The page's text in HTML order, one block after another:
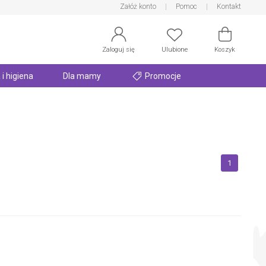
Załóż konto Pomoc Kontakt
Zaloguj się Ulubione Koszyk
i higiena Dla mamy Promocje
1